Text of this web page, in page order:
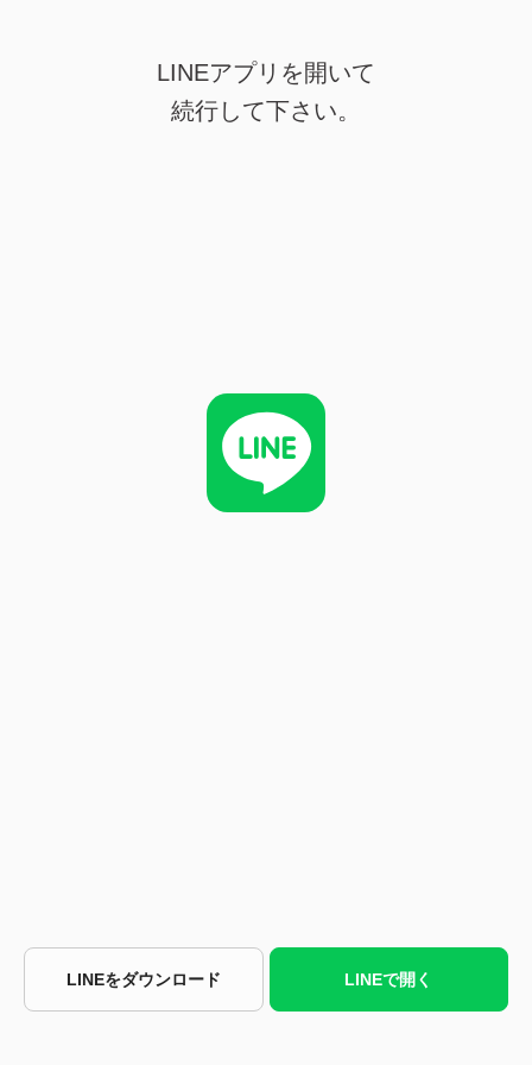
LINEアプリを開いて
続行して下さい。
LINEをダウンロード LINEで開く